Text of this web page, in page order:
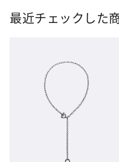
最近チェックした